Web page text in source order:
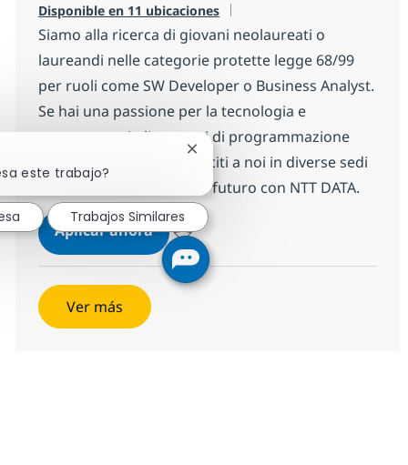
Disponible en 11 ubicaciones
Siamo alla ricerca di giovani neolaureati o
laureandi nelle categorie protette legge 68/99
per ruoli come SW Developer o Business Analyst.
Se hai una passione per la tecnologia e
competenze in linguaggi di programmazione
come Java e Python, unisciti a noi in diverse sedi
italiane e costruisci il tuo futuro con NTT DATA.
Aplicar ahoraJunior IT Consultant/Developer -
Salvar Junior IT Consultant/Developer -
Ver más
este trabajo?
Cerrar notificación de chatbot
Trabajos Similares